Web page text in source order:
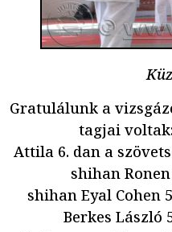
Gratulálunk a
tagjai
Attila 6. dan a
shihan
shihan Eyal Cohen
Berkes László